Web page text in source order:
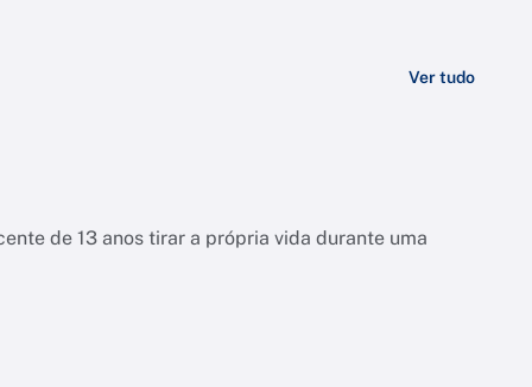
Ver tudo
de 13 anos tirar a própria vida durante uma